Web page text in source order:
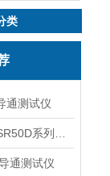
类
通测试仪
通测试仪